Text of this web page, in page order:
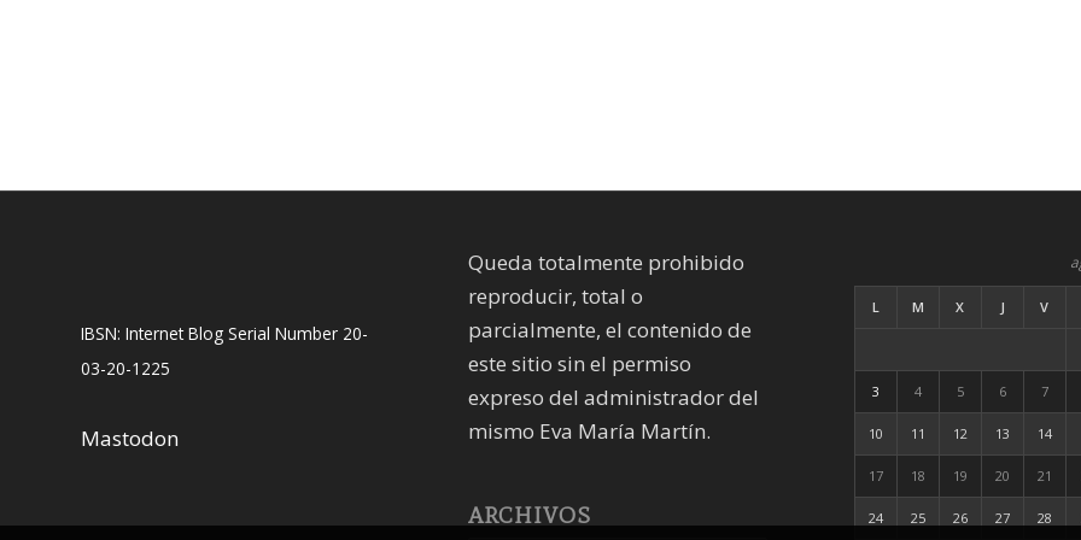
IBSN: Internet Blog Serial Number 20-
03-20-1225
Mastodon
Queda totalmente prohibido
reproducir, total o
parcialmente, el contenido de
este sitio sin el permiso
expreso del administrador del
mismo Eva María Martín.
ARCHIVOS
L M X J V
3 4 5 6 7
10 11 12 13 14
17 18 19 20 21
24 25 26 27 28